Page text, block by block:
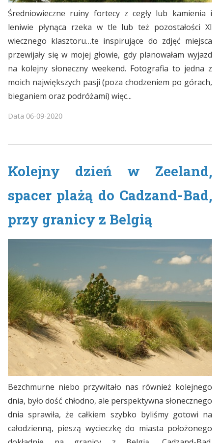
Średniowieczne ruiny fortecy z cegły lub kamienia i
leniwie płynąca rzeka w tle lub też pozostałości XI
wiecznego klasztoru…te inspirujące do zdjęć miejsca
przewijały się w mojej głowie, gdy planowałam wyjazd
na kolejny słoneczny weekend. Fotografia to jedna z
moich największych pasji (poza chodzeniem po górach,
bieganiem oraz podróżami) więc...
Data 06-09-2020
Kolejny dzień w Zeeland,
spacer plażą do Cadzand-Bad,
przy granicy z Belgią
Bezchmurne niebo przywitało nas również kolejnego
dnia, było dość chłodno, ale perspektywna słonecznego
dnia sprawiła, że całkiem szybko byliśmy gotowi na
całodzienną, pieszą wycieczkę do miasta położonego